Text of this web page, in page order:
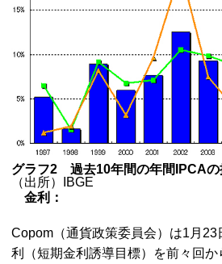
グラフ2 過去10年間の年間IPCAの
（出所）IBGE
金利：
Copom（通貨政策委員会）は1月
利（短期金利誘導目標）を前々回